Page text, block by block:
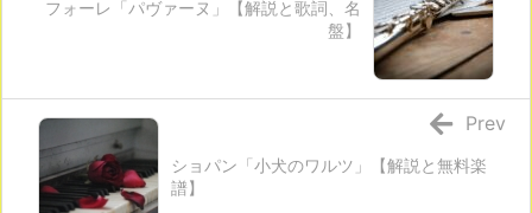
フォーレ「パヴァーヌ」【解説と歌詞、名
盤】
ショパン「小犬のワルツ」【解説と無料楽
譜】
Prev